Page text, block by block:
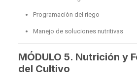
Programación del riego
Manejo de soluciones nutritivas
MÓDULO 5. Nutrición y
del Cultivo